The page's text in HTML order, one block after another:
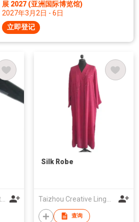
展 2027 (亚洲国际博览馆)
2027年3月2日 - 6日
立即登记
Zhejiang Hengbao Clothing Co.,Ltd
Silk Robe
查询